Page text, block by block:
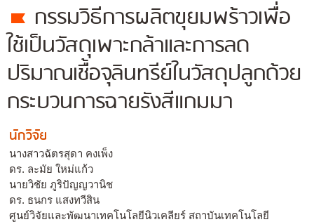
กรรมวิธีการผลิตขุยมพร้าวเพื่อ
ใช้เป็นวัสดุเพาะกล้าและการลด
ปริมาณเชื้อจุลินทรีย์ในวัสดุปลูกด้วย
กระบวนการฉายรังสีแกมมา
นักวิจัย
นางสาวฉัตรสุดา คงเพ็ง
ดร. ละมัย ใหม่แก้ว
นายวิชัย ภูริปัญญวานิช
ดร. ธนกร แสงทวีสิน
ศูนย์วิจัยและพัฒนาเทคโนโลยีนิวเคลียร์ สถาบันเทคโนโลยี